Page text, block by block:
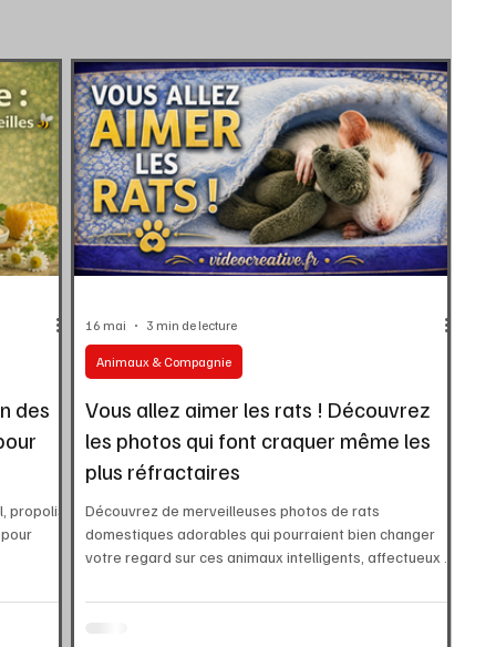
Recyclage & Upcycling Santé & Beauté
& Gourmandises Apprendre & Découvrir
des
Vous allez aimer les rats ! Découvrez
les photos qui font craquer même les
plus réfractaires
Découvrez de merveilleuses photos de rats
domestiques adorables qui pourraient bien changer
votre regard sur ces animaux intelligents, affectueux et
Animaux & Compagnie
16 mai 3 min de lecture